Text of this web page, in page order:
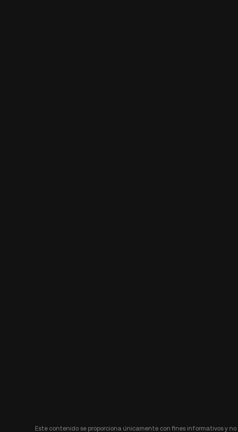
Este contenido se proporciona únicamente con fines informativos y